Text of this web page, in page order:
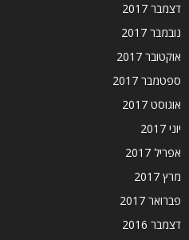
דצמבר 2017
נובמבר 2017
אוקטובר 2017
ספטמבר 2017
אוגוסט 2017
יוני 2017
אפריל 2017
מרץ 2017
פברואר 2017
דצמבר 2016